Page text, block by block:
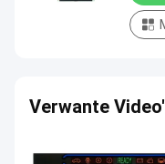
Verwante